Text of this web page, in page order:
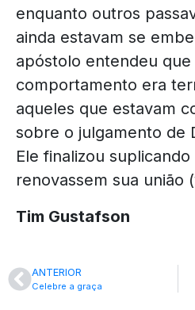
enquanto outros
ainda estavam se
apóstolo entendeu que
comportamento era
aqueles que estavam
sobre o julgamento de
Ele finalizou
renovassem sua união
Tim Gustafson
ANTERIOR
Celebre a graça